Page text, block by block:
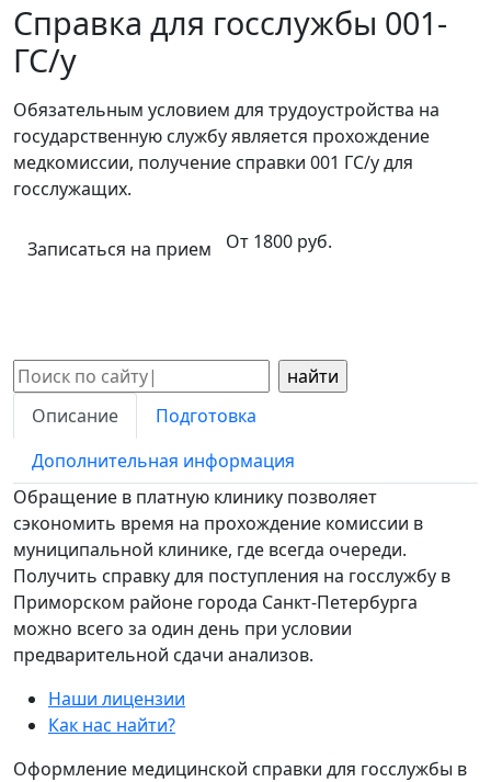
Справка для госслужбы 001-
ГС/у
Обязательным условием для трудоустройства на
государственную службу является прохождение
медкомиссии, получение справки 001 ГС/у для
госслужащих.
Записаться на прием От 1800 руб.
Поиск:
Описание
Подготовка
Дополнительная информация
Обращение в платную клинику позволяет
сэкономить время на прохождение комиссии в
муниципальной клинике, где всегда очереди.
Получить справку для поступления на госслужбу в
Приморском районе города Санкт-Петербурга
можно всего за один день при условии
предварительной сдачи анализов.
Наши лицензии
Как нас найти?
Оформление медицинской справки для госслужбы в